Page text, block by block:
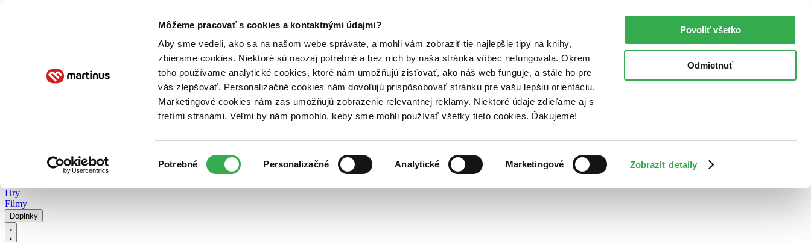
Môžeme pracovať s cookies a kontaktnými údajmi?
Aby sme vedeli, ako sa na našom webe správate, a mohli vám zobraziť tie najlepšie tipy na knihy,
zbierame cookies. Niektoré sú naozaj potrebné a bez nich by naša stránka vôbec nefungovala. Okrem
toho používame analytické cookies, ktoré nám umožňujú zisťovať, ako náš web funguje, a stále ho pre
vás zlepšovať. Personalizačné cookies nám dovoľujú prispôsobovať stránku pre vašu lepšiu orientáciu.
Marketingové cookies nám zas umožňujú zobrazenie relevantnej reklamy. Niektoré údaje zdieľame aj s
tretími stranami. Veľmi by nám pomohlo, keby sme mohli používať všetky tieto cookies. Ďakujeme!
súhlasu
Potrebné Personalizačné Analytické Marketingové Zobraziť detaily
Povoliť všetko
Odmietnuť
Poukážky Kontakt
Hry
Filmy
Doplnky